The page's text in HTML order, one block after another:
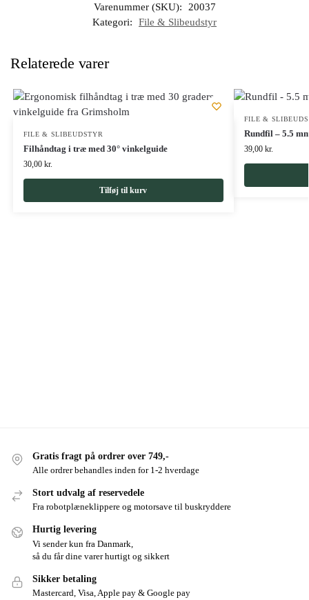
Varenummer (SKU):
20037
Kategori:
File & Slibeudstyr
Relaterede varer
FILE & SLIBEUDSTYR
Filhåndtag i træ med 30° vinkelguide
30,00 kr.
Tilføj til kurv
FILE &
Rundfil – 5.5
39,00 kr.
Gratis fragt på ordrer over 749,-
Alle ordrer behandles inden for 1-2 hverdage
Stort udvalg af reservedele
Fra robotplæneklippere og motorsave til buskryddere
Hurtig levering
Vi sender kun fra Danmark,
så du får dine varer hurtigt og sikkert
Sikker betaling
Mastercard, Visa, Apple pay & Google pay